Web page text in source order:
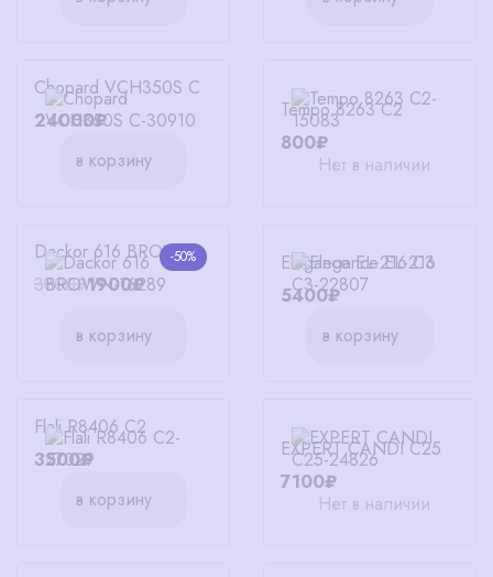
Chopard VCH350S C
24000₽
в корзину
Tempo 8263 С2
800₽
Нет в наличии
-50%
Dackor 616 BROWN
3800₽1900₽
в корзину
Elegance EL-216 C3
5400₽
в корзину
Flali R8406 C2
3500₽
в корзину
EXPERT CANDI C25
7100₽
Нет в наличии